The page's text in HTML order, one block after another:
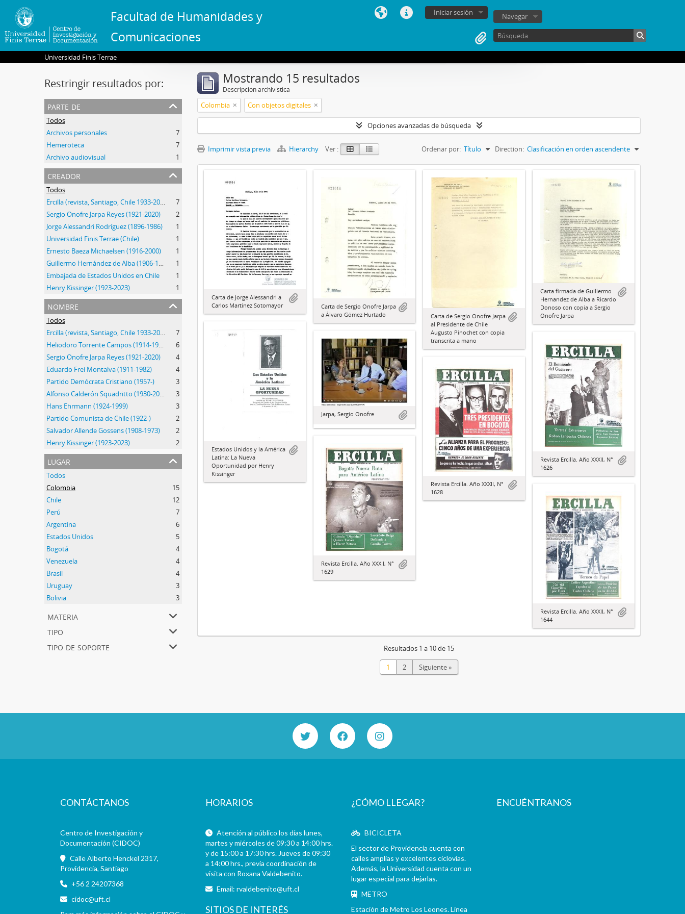
Facultad de Humanidades y
Comunicaciones
Iniciar sesión Navegar
Universidad Finis Terrae
Restringir resultados por:
parte de
Todos
Archivos personales
7
Hemeroteca
7
Archivo audiovisual
1
creador
Todos
Ercilla (revista, Santiago, Chile 1933-2015)
7
Sergio Onofre Jarpa Reyes (1921-2020)
2
Jorge Alessandri Rodríguez (1896-1986)
1
Universidad Finis Terrae (Chile)
1
Ernesto Baeza Michaelsen (1916-2000)
1
Guillermo Hernández de Alba (1906-1988)
1
Embajada de Estados Unidos en Chile
1
Henry Kissinger (1923-2023)
1
nombre
Todos
Ercilla (revista, Santiago, Chile 1933-2015)
7
Heliodoro Torrente Campos (1914-1995)
6
Sergio Onofre Jarpa Reyes (1921-2020)
4
Eduardo Frei Montalva (1911-1982)
4
Partido Demócrata Cristiano (1957-)
3
Alfonso Calderón Squadritto (1930-2009)
3
Hans Ehrmann (1924-1999)
3
Partido Comunista de Chile (1922-)
2
Salvador Allende Gossens (1908-1973)
2
Henry Kissinger (1923-2023)
2
lugar
Todos
Colombia
15
Chile
12
Perú
7
Argentina
6
Estados Unidos
5
Bogotá
4
Venezuela
4
Brasil
4
Uruguay
3
Bolivia
3
materia
tipo
tipo de soporte
Mostrando 15 resultados
Descripción archivística
Colombia Con objetos digitales
Opciones avanzadas de búsqueda
Imprimir vista previa Hierarchy Ver : Ordenar por: Título Direction: Clasificación en orden ascendente
Carta de Jorge Alessandri a
Carlos Martínez Sotomayor
Carta de Sergio Onofre Jarpa
a Álvaro Gómez Hurtado
Carta de Sergio Onofre Jarpa
al Presidente de Chile
Augusto Pinochet con copia
transcrita a mano
Carta firmada de Guillermo
Hernandez de Alba a Ricardo
Donoso con copia a Sergio
Onofre Jarpa
Estados Unidos y la América
Latina: La Nueva
Oportunidad por Henry
Kissinger
Jarpa, Sergio Onofre
Revista Ercilla. Año XXXII, N°
1626
Revista Ercilla. Año XXXII, N°
1628
Revista Ercilla. Año XXXII, N°
1629
Revista Ercilla. Año XXXII, N°
1644
Resultados 1 a 10 de 15
1 2 Siguiente »
CONTÁCTANOS
Centro de Investigación y
Documentación (CIDOC)
Calle Alberto Henckel 2317,
Providencia, Santiago
+56 2 24207368
cidoc@uft.cl
HORARIOS
Atención al público los días lunes,
martes y miércoles de 09:30 a 14:00 hrs.
y de 15:00 a 17:30 hrs. Jueves de 09:30
a 14:00 hrs., previa coordinación de
visita con Roxana Valdebenito.
Email:rvaldebenito@uft.cl
SITIOS DE INTERÉS
¿CÓMO LLEGAR?
BICICLETA
El sector de Providencia cuenta con
calles amplias y excelentes ciclovías.
Además, la Universidad cuenta con un
lugar especial para dejarlas.
METRO
Estación de Metro Los Leones. Línea
ENCUÉNTRANOS